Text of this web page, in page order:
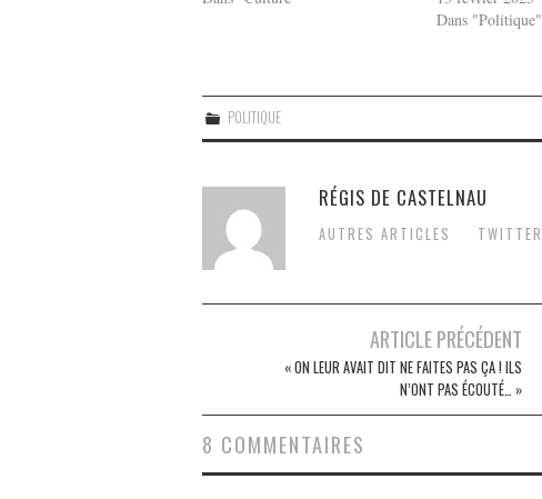
Dans "Politique"
POLITIQUE
RÉGIS DE CASTELNAU
AUTRES ARTICLES TWITTER
navigation
ARTICLE PRÉCÉDENT
« ON LEUR AVAIT DIT NE FAITES PAS ÇA ! ILS
N’ONT PAS ÉCOUTÉ… »
8 COMMENTAIRES